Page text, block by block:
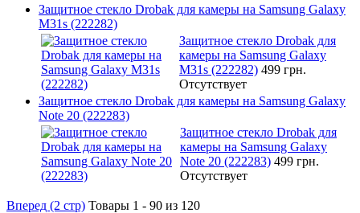
Защитное стекло Drobak для камеры на Samsung Galaxy
M31s (222282)
Защитное стекло Drobak для
камеры на Samsung Galaxy
M31s (222282) 499 грн.
Отсутствует
Защитное стекло Drobak для камеры на Samsung Galaxy
Note 20 (222283)
Защитное стекло Drobak для
камеры на Samsung Galaxy
Note 20 (222283) 499 грн.
Отсутствует
Вперед (2 стр) Товары 1 - 90 из 120